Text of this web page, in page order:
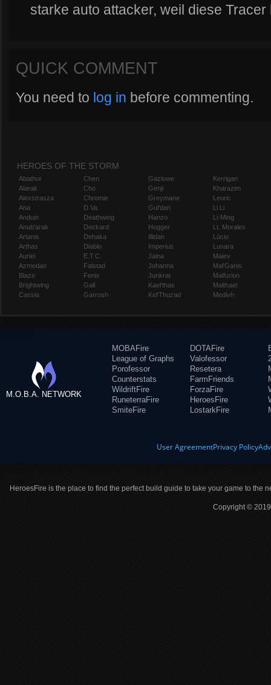
starke auto attacker, weil diese
QUICK COMMENT
You need to log in before commenting.
HEROES OF THE STORM
Abathur
Alarak
Alexstrasza
Ana
Anduin
Anub'arak
Artanis
Arthas
Auriel
Azmodan
Blaze
Brightwing
Cassia
Chen
Cho
Chromie
D.Va
Deathwing
Deckard
Dehaka
Diablo
E.T.C.
Falstad
Fenix
Gall
Garrosh
Gazlowe
Genji
Greymane
Gul'dan
Hanzo
Hogger
Illidan
Imperius
Jaina
Johanna
Junkrat
Kael'thas
Kel'Thuzad
Kerrigan
Kharazim
Leoric
Li Li
Li-Ming
Lt. Morales
Lúcio
Lunara
Maiev
Mal'Ganis
Malfurion
Malthael
Medivh
M.O.B.A. NETWORK
MOBAFire
League of Graphs
Porofessor
Counterstats
WildriftFire
RuneterraFire
SmiteFire
DOTAFire
Valofessor
Resetera
FarmFriends
ForzaFire
HeroesFire
LostarkFire
User AgreementPrivacy Policy
HeroesFire is the place to find the perfect build guide to take your game to the
Copyright ©